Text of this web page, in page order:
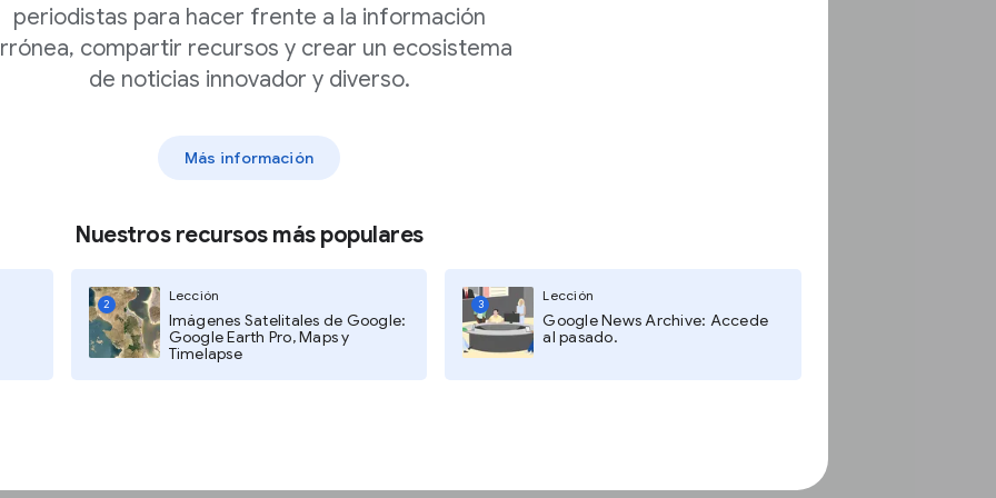
periodistas para hacer frente a la información
compartir recursos y crear un ecosistema
de noticias innovador y diverso.
Más información
Nuestros recursos más populares
2
Lección
Imágenes Satelitales de Google:
Google Earth Pro, Maps y
Timelapse
3
Lección
Google News Archive: Accede
al pasado.
administración de
ejemplo, podría
o garantizar
sistema de
a tus necesidades,
de noticias